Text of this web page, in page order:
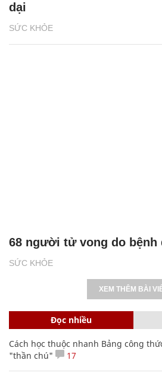
SỨC KHỎE
dại
SỨC KHỎE
68 người tử vong do bệnh
XEM THÊM BÀI
Đọc nhiều
Cách học thuộc nhanh Bảng công
"thần chú"
17